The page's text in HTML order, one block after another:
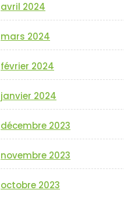
avril 2024
mars 2024
février 2024
janvier 2024
décembre 2023
novembre 2023
octobre 2023